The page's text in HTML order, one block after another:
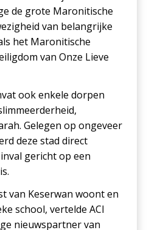
de grote Maronitische
van belangrijke
het Maronitische
van Onze Lieve
ook enkele dorpen
Gelegen op ongeveer
deze stad direct
gericht op een
van Keserwan woont en
school, vertelde ACI
nieuwspartner van